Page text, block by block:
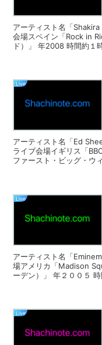
アーティスト名「
会場スペイン「Rock in
ド）」 年2008 時間約１
Live
アーティスト名「Ed
ライブ会場イギリス「
ファースト・ビッグ・ウ
Live
アーティスト名「
場アメリカ「Madison
ーデン）」 年２００５
Live